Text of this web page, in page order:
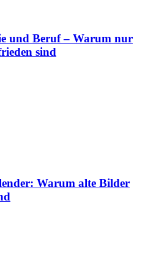
und Beruf – Warum nur
sind
Warum alte Bilder